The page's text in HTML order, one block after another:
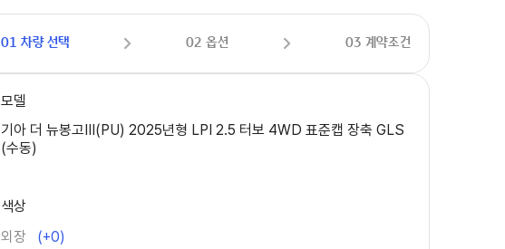
01 차량 선택 02 옵션 03 계약조건
모델
기아 더 뉴봉고Ⅲ(PU) 2025년형 LPI 2.5 터보 4WD 표준캡 장축 GLS
(수동)
색상
외장
(+0)